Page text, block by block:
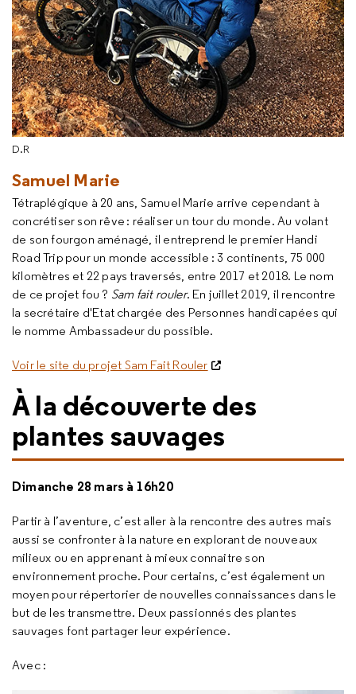
D.R
Samuel Marie
Tétraplégique à 20 ans, Samuel Marie arrive cependant à
concrétiser son rêve : réaliser un tour du monde. Au volant
de son fourgon aménagé, il entreprend le premier Handi
Road Trip pour un monde accessible : 3 continents, 75 000
kilomètres et 22 pays traversés, entre 2017 et 2018. Le nom
de ce projet fou ? Sam fait rouler. En juillet 2019, il rencontre
la secrétaire d'Etat chargée des Personnes handicapées qui
le nomme Ambassadeur du possible.
Voir le site du projet Sam Fait Rouler
À la découverte des
plantes sauvages
Dimanche 28 mars à 16h20
Partir à l’aventure, c’est aller à la rencontre des autres mais
aussi se confronter à la nature en explorant de nouveaux
milieux ou en apprenant à mieux connaitre son
environnement proche. Pour certains, c’est également un
moyen pour répertorier de nouvelles connaissances dans le
but de les transmettre. Deux passionnés des plantes
sauvages font partager leur expérience.
Avec :